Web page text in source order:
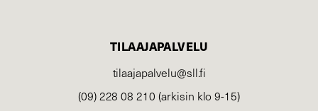
TILAAJAPALVELU
tilaajapalvelu@sll.fi
(09) 228 08 210 (arkisin klo 9-15)